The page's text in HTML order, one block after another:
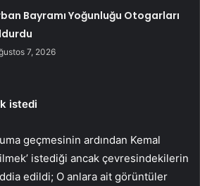
Bayramı Yoğunluğu Otogarları
7, 2026
istedi
geçmesinin ardından Kemal
istediği ancak çevresindekilerin
edildi; O anlara ait görüntüler